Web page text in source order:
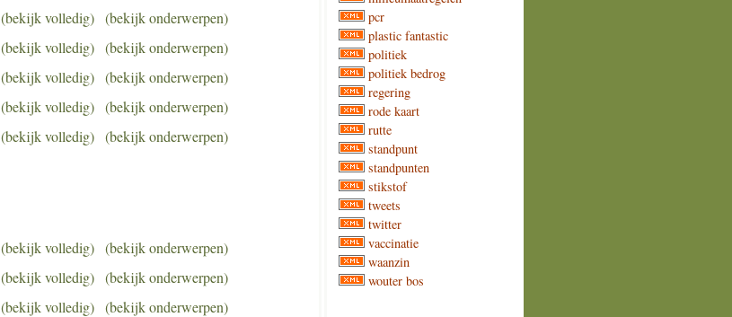
(bekijk volledig) (bekijk onderwerpen)
(bekijk volledig) (bekijk onderwerpen)
(bekijk volledig) (bekijk onderwerpen)
(bekijk volledig) (bekijk onderwerpen)
(bekijk volledig) (bekijk onderwerpen)
(bekijk volledig) (bekijk onderwerpen)
(bekijk volledig) (bekijk onderwerpen)
(bekijk volledig) (bekijk onderwerpen)
pcr
plastic fantastic
politiek
politiek bedrog
regering
rode kaart
rutte
standpunt
standpunten
stikstof
tweets
twitter
vaccinatie
waanzin
wouter bos